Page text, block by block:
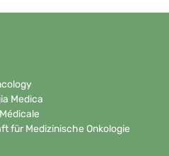
Medica
für Medizinische Onkologie